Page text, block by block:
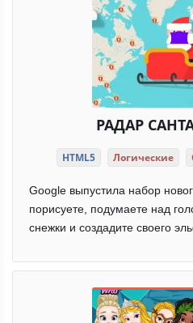
РАДАР
HTML5 Логические
Google выпустила набор
порисуете, подумаете над
снежки и создадите своего